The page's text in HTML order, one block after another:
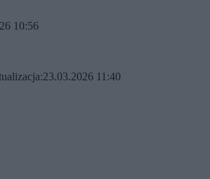
10:56
23.03.2026 11:40